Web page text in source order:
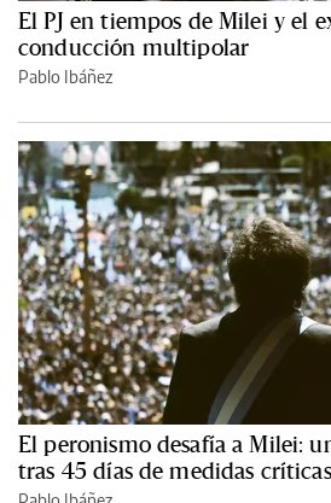
El PJ en tiempos de Milei y el
conducción multipolar
Pablo Ibáñez
El peronismo desafía a Milei:
tras 45 días de medidas críticas